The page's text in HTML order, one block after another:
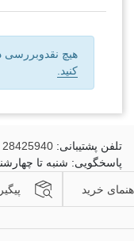
هیچ
کنید.
تلفن پشتیبانی: 28425940 - 021
پاسخگویی: شنبه تا چهارشنبه 9 تا 17:30، پنجشنبه 9 تا
خرید